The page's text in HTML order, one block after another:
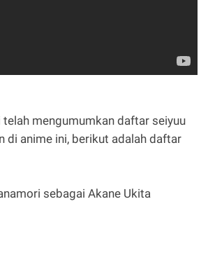
telah mengumumkan daftar seiyuu
di anime ini, berikut adalah daftar
sebagai Akane Ukita